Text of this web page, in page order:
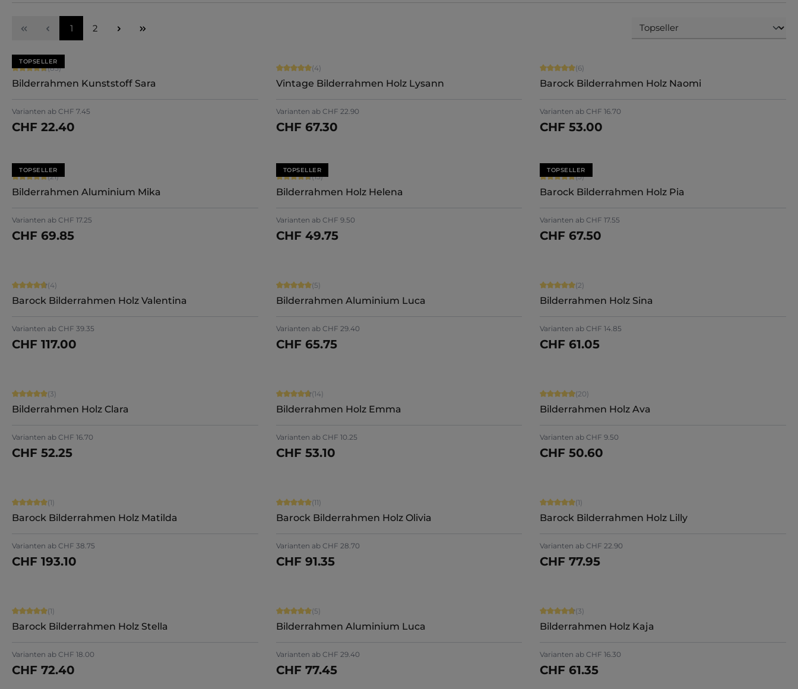
Seite
1 Seite
2
TOPSELLER
Durchschnittliche Bewertung von 4.71 von 5 Sternen
(85)
Bilderrahmen Kunststoff Sara
Varianten ab CHF 7.45
CHF 22.40
Jetzt konfigurieren
Durchschnittliche Bewertung von 5 von 5 Sternen
(4)
Vintage Bilderrahmen Holz Lysann
Varianten abCHF 22.90
CHF 67.30
Jetzt konfigurieren
Durchschnittliche Bewertung von 5 von 5 Sternen
(6)
Barock Bilderrahmen Holz Naomi
Varianten ab CHF 16.70
CHF 53.00
Jetzt konfigurieren
TOPSELLER
Durchschnittliche Bewertung von 5 von 5 Sternen
(21)
Bilderrahmen Aluminium Mika
Varianten ab CHF 17.25
CHF 69.85
Jetzt konfigurieren
TOPSELLER
Durchschnittliche Bewertung von 4.8 von 5 Sternen
(15)
Bilderrahmen Holz Helena
Varianten abCHF 9.50
CHF 49.75
Jetzt konfigurieren
TOPSELLER
Durchschnittliche Bewertung von 5 von 5 Sternen
(5)
Barock Bilderrahmen Holz Pia
Varianten ab CHF 17.55
CHF 67.50
Jetzt konfigurieren
Durchschnittliche Bewertung von 4.75 von 5 Sternen
(4)
Barock Bilderrahmen Holz Valentina
Varianten ab CHF 39.35
CHF 117.00
Jetzt konfigurieren
Durchschnittliche Bewertung von 5 von 5 Sternen
(5)
Bilderrahmen Aluminium Luca
Varianten abCHF 29.40
CHF 65.75
Jetzt konfigurieren
Durchschnittliche Bewertung von 5 von 5 Sternen
(2)
Bilderrahmen Holz Sina
Varianten ab CHF 14.85
CHF 61.05
Jetzt konfigurieren
Durchschnittliche Bewertung von 5 von 5 Sternen
(3)
Bilderrahmen Holz Clara
Varianten ab CHF 16.70
CHF 52.25
Jetzt konfigurieren
Durchschnittliche Bewertung von 4.86 von 5 Sternen
(14)
Bilderrahmen Holz Emma
Varianten abCHF 10.25
CHF 53.10
Jetzt konfigurieren
Durchschnittliche Bewertung von 4.9 von 5 Sternen
(20)
Bilderrahmen Holz Ava
Varianten ab CHF 9.50
CHF 50.60
Jetzt konfigurieren
Durchschnittliche Bewertung von 5 von 5 Sternen
(1)
Barock Bilderrahmen Holz Matilda
Varianten ab CHF 38.75
CHF 193.10
Jetzt konfigurieren
Durchschnittliche Bewertung von 5 von 5 Sternen
(11)
Barock Bilderrahmen Holz Olivia
Varianten abCHF 28.70
CHF 91.35
Jetzt konfigurieren
Durchschnittliche Bewertung von 5 von 5 Sternen
(1)
Barock Bilderrahmen Holz Lilly
Varianten ab CHF 22.90
CHF 77.95
Jetzt konfigurieren
Durchschnittliche Bewertung von 5 von 5 Sternen
(1)
Barock Bilderrahmen Holz Stella
Varianten ab CHF 18.00
CHF 72.40
Jetzt konfigurieren
Durchschnittliche Bewertung von 5 von 5 Sternen
(5)
Bilderrahmen Aluminium Luca
Varianten abCHF 29.40
CHF 77.45
Jetzt konfigurieren
Durchschnittliche Bewertung von 4.67 von 5 Sternen
(3)
Bilderrahmen Holz Kaja
Varianten ab CHF 16.30
CHF 61.35
Jetzt konfigurieren